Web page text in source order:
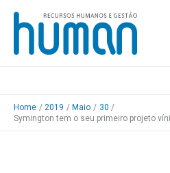
Skip
content
Home 2019 Maio
30
Symington tem o seu primeiro projeto